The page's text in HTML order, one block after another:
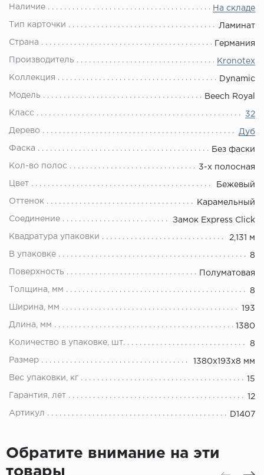
Наличие На складе
Тип карточки Ламинат
Страна Германия
Производитель Kronotex
Коллекция Dynamic
Модель Beech Royal
Класс 32
Дерево Дуб
Фаска Без фаски
Кол-во полос 3-х полосная
Цвет Бежевый
Оттенок Карамельный
Соединение Замок Express Click
Квадратура упаковки 2,131 м
В упаковке 8
Поверхность Полуматовая
Толщина, мм 8
Ширина, мм 193
Длина, мм 1380
Количество в упаковке, шт. 8
Размер 1380х193х8 мм
Вес упаковки, кг 15
Гарантия, лет 12
Артикул D1407
Обратите внимание на эти
товары